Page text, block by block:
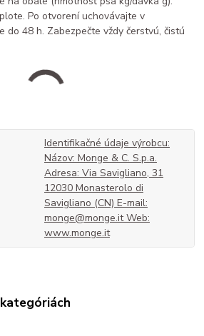
Po otvorení uchovávajte v
do 48 h. Zabezpečte vždy čerstvú, čistú
Identifikačné údaje výrobcu:
Názov: Monge & C. S.p.a.
Adresa: Via Savigliano, 31
12030 Monasterolo di
Savigliano (CN) E-mail:
monge@monge.it Web:
www.monge.it